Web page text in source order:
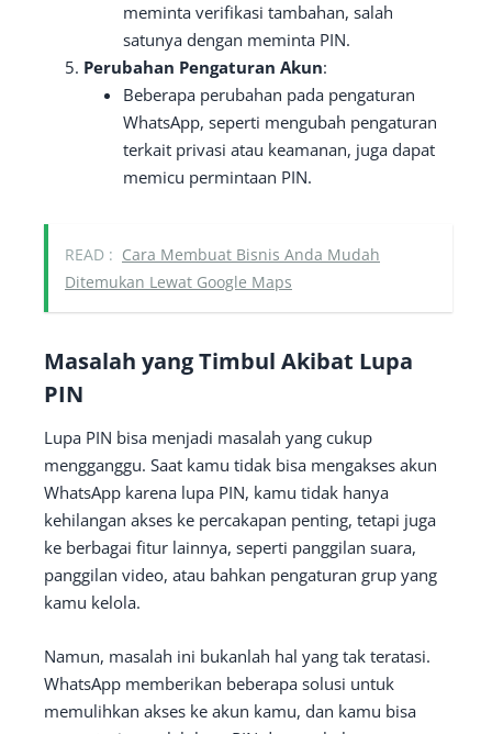
meminta verifikasi tambahan, salah
satunya dengan meminta PIN.
Perubahan Pengaturan Akun:
Beberapa perubahan pada pengaturan
WhatsApp, seperti mengubah pengaturan
terkait privasi atau keamanan, juga dapat
memicu permintaan PIN.
READ : Cara Membuat Bisnis Anda Mudah
Ditemukan Lewat Google Maps
Masalah yang Timbul Akibat Lupa
PIN
Lupa PIN bisa menjadi masalah yang cukup
mengganggu. Saat kamu tidak bisa mengakses akun
WhatsApp karena lupa PIN, kamu tidak hanya
kehilangan akses ke percakapan penting, tetapi juga
ke berbagai fitur lainnya, seperti panggilan suara,
panggilan video, atau bahkan pengaturan grup yang
kamu kelola.
Namun, masalah ini bukanlah hal yang tak teratasi.
WhatsApp memberikan beberapa solusi untuk
memulihkan akses ke akun kamu, dan kamu bisa